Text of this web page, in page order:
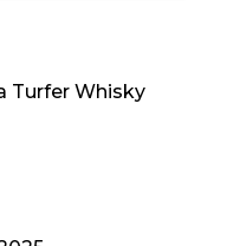
Turfer Whisky